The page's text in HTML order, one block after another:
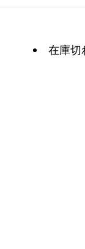
在庫切